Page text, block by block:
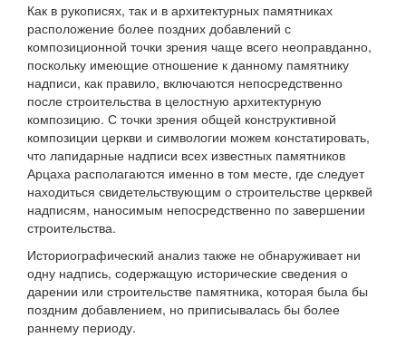
Как в рукописях, так и в архитектурных памятниках
расположение более поздних добавлений с
композиционной точки зрения чаще всего неоправданно,
поскольку имеющие отношение к данному памятнику
надписи, как правило, включаются непосредственно
после строительства в целостную архитектурную
композицию. С точки зрения общей конструктивной
композиции церкви и символогии можем констатировать,
что лапидарные надписи всех известных памятников
Арцаха располагаются именно в том месте, где следует
находиться свидетельствующим о строительстве церквей
надписям, наносимым непосредственно по завершении
строительства.
Историографический анализ также не обнаруживает ни
одну надпись, содержащую исторические сведения о
дарении или строительстве памятника, которая была бы
поздним добавлением, но приписывалась бы более
раннему периоду.